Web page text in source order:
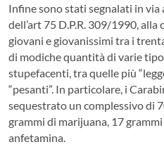
Infine sono stati segnalati in via
dell’art 75 D.P.R. 309/1990,
giovani e giovanissimi tra i
di modiche quantità di varie
stupefacenti, tra quelle più
“pesanti”. In particolare, i
sequestrato un complessivo di
grammi di marijuana, 17
anfetamina.